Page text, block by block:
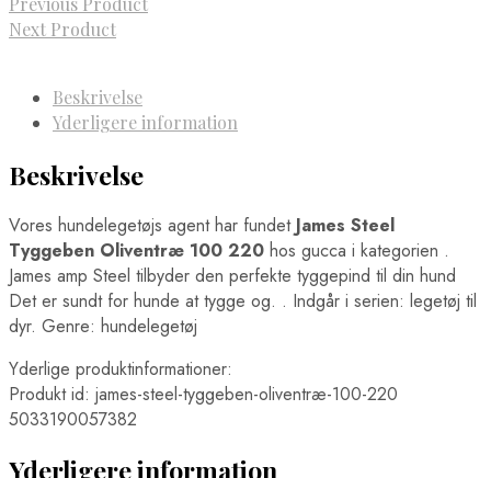
Next Product
Beskrivelse
Yderligere information
Beskrivelse
Vores hundelegetøjs agent har fundet James Steel
Tyggeben Oliventræ 100 220 hos gucca i kategorien .
James amp Steel tilbyder den perfekte tyggepind til din hund
Det er sundt for hunde at tygge og. . Indgår i serien: legetøj til
dyr. Genre: hundelegetøj
Yderlige produktinformationer:
Produkt id: james-steel-tyggeben-oliventræ-100-220
5033190057382
Yderligere information